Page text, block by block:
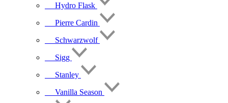
Hydro Flask
Pierre Cardin
Schwarzwolf
Sigg
Stanley
Vanilla Season